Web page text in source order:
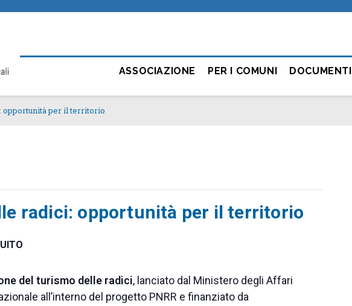
ASSOCIAZIONE PER I COMUNI DOCUMENTI
opportunità per il territorio
radici: opportunità per il territorio
del turismo delle radici, lanciato dal Ministero degli Affari
all’interno del progetto PNRR e finanziato da